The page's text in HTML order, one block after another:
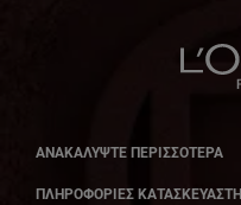
ΑΝΑΚΑΛΎΨΤΕ ΠΕΡΙΣΣΌΤΕΡΑ
ΠΛΗΡΟΦΟΡΙΕΣ ΚΑΤΑΣΚΕΥΑΣΤΗ